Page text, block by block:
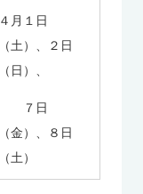
４月１日
（土）、２日
（日）、
７日
（金）、８日
（土）